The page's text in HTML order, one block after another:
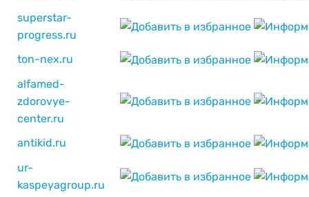
superstar-
progress.ru
ton-nex.ru
alfamed-
zdorovye-
center.ru
antikid.ru
ur-
kaspeyagroup.ru